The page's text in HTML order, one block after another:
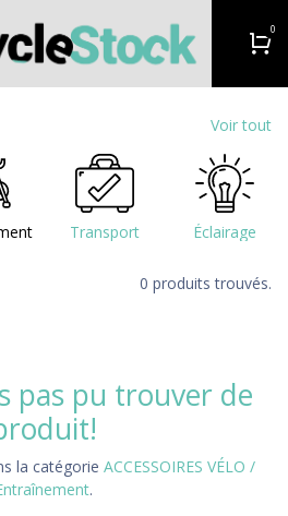
0
Voir tout
Transport Éclairage
0 produits trouvés.
pas pu trouver de
la catégorie ACCESSOIRES VÉLO /
.